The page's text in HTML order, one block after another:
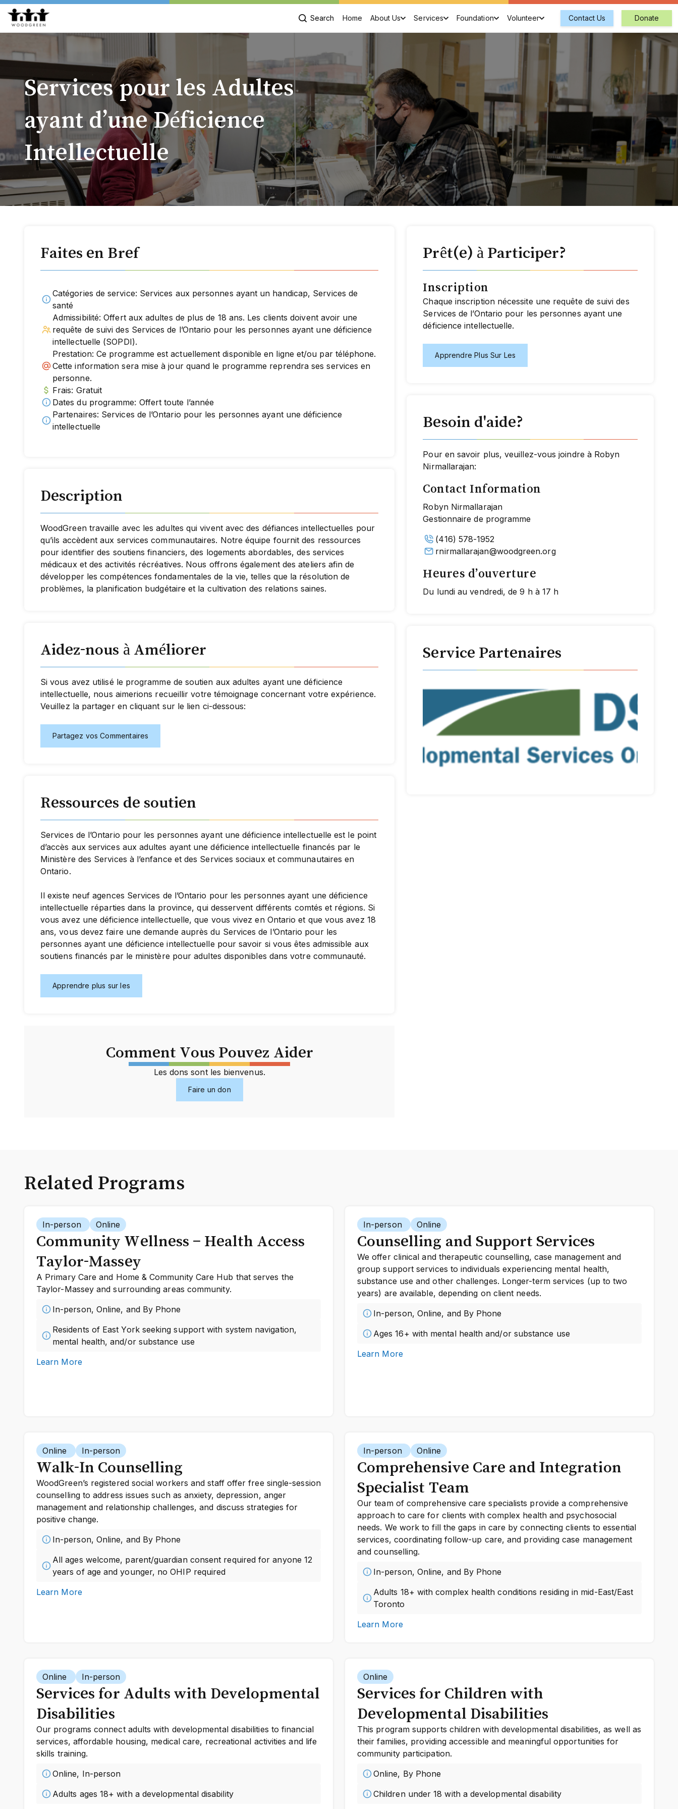
Search Home About Us Services Foundation Volunteer Contact Us Donate
Services pour les Adultes
ayant d’une Déficience
Intellectuelle
Faites en Bref
Catégories de service: Services aux personnes ayant un handicap, Services de
santé
Admissibilité: Offert aux adultes de plus de 18 ans. Les clients doivent avoir une
requête de suivi des Services de l’Ontario pour les personnes ayant une déficience
intellectuelle (SOPDI).
Prestation: Ce programme est actuellement disponible en ligne et/ou par téléphone.
Cette information sera mise à jour quand le programme reprendra ses services en
personne.
Frais: Gratuit
Dates du programme: Offert toute l’année
Partenaires: Services de l’Ontario pour les personnes ayant une déficience
intellectuelle
Description
WoodGreen travaille avec les adultes qui vivent avec des défiances intellectuelles pour
qu’ils accèdent aux services communautaires. Notre équipe fournit des ressources
pour identifier des soutiens financiers, des logements abordables, des services
médicaux et des activités récréatives. Nous offrons également des ateliers afin de
développer les compétences fondamentales de la vie, telles que la résolution de
problèmes, la planification budgétaire et la cultivation des relations saines.
Aidez-nous à Améliorer
Si vous avez utilisé le programme de soutien aux adultes ayant une déficience
intellectuelle, nous aimerions recueillir votre témoignage concernant votre expérience.
Veuillez la partager en cliquant sur le lien ci-dessous:
Partagez vos Commentaires
Ressources de soutien
Services de l’Ontario pour les personnes ayant une déficience intellectuelle est le point
d’accès aux services aux adultes ayant une déficience intellectuelle financés par le
Ministère des Services à l’enfance et des Services sociaux et communautaires en
Ontario.
Il existe neuf agences Services de l’Ontario pour les personnes ayant une déficience
intellectuelle réparties dans la province, qui desservent différents comtés et régions. Si
vous avez une déficience intellectuelle, que vous vivez en Ontario et que vous avez 18
ans, vous devez faire une demande auprès du Services de l’Ontario pour les
personnes ayant une déficience intellectuelle pour savoir si vous êtes admissible aux
soutiens financés par le ministère pour adultes disponibles dans votre communauté.
Apprendre plus sur les
Comment Vous Pouvez Aider
Les dons sont les bienvenus.
Faire un don
Prêt(e) à Participer?
Inscription
Chaque inscription nécessite une requête de suivi des
Services de l’Ontario pour les personnes ayant une
déficience intellectuelle.
Apprendre Plus Sur Les
Besoin d'aide?
Pour en savoir plus, veuillez-vous joindre à Robyn
Nirmallarajan:
Contact Information
Robyn Nirmallarajan
Gestionnaire de programme
(416) 578-1952
rnirmallarajan@woodgreen.org
Heures d’ouverture
Du lundi au vendredi, de 9 h à 17 h
Service Partenaires
Related Programs
In-person Online
Community Wellness – Health Access
Taylor-Massey
A Primary Care and Home & Community Care Hub that serves the
Taylor-Massey and surrounding areas community.
In-person, Online, and By Phone
Residents of East York seeking support with system navigation,
mental health, and/or substance use
Learn More
In-person Online
Counselling and Support Services
We offer clinical and therapeutic counselling, case management and
group support services to individuals experiencing mental health,
substance use and other challenges. Longer-term services (up to two
years) are available, depending on client needs.
In-person, Online, and By Phone
Ages 16+ with mental health and/or substance use
Learn More
Online In-person
Walk-In Counselling
WoodGreen’s registered social workers and staff offer free single-session
counselling to address issues such as anxiety, depression, anger
management and relationship challenges, and discuss strategies for
positive change.
In-person, Online, and By Phone
All ages welcome, parent/guardian consent required for anyone 12
years of age and younger, no OHIP required
Learn More
In-person Online
Comprehensive Care and Integration
Specialist Team
Our team of comprehensive care specialists provide a comprehensive
approach to care for clients with complex health and psychosocial
needs. We work to fill the gaps in care by connecting clients to essential
services, coordinating follow-up care, and providing case management
and counselling.
In-person, Online, and By Phone
Adults 18+ with complex health conditions residing in mid-East/East
Toronto
Learn More
Online In-person
Services for Adults with Developmental
Disabilities
Our programs connect adults with developmental disabilities to financial
services, affordable housing, medical care, recreational activities and life
skills training.
Online, In-person
Adults ages 18+ with a developmental disability
Online
Services for Children with
Developmental Disabilities
This program supports children with developmental disabilities, as well as
their families, providing accessible and meaningful opportunities for
community participation.
Online, By Phone
Children under 18 with a developmental disability